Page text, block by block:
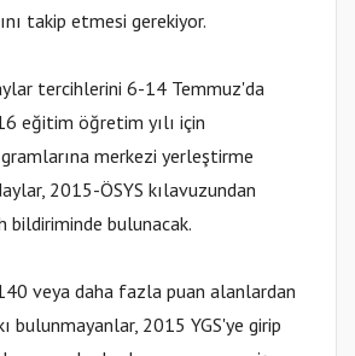
takip etmesi gerekiyor.
tercihlerini 6-14 Temmuz'da
eğitim öğretim yılı için
merkezi yerleştirme
2015-ÖSYS kılavuzundan
bildiriminde bulunacak.
veya daha fazla puan alanlardan
bulunmayanlar, 2015 YGS'ye girip